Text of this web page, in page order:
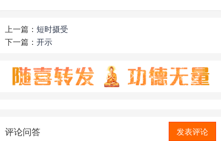
上一篇： 短时摄受
下一篇： 开示
评论问答 发表评论